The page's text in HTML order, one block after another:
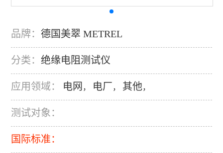
品牌：德国美翠 METREL
分类：绝缘电阻测试仪
应用领域： 电网 ， 电厂， 其他，
测试对象：
国际标准：